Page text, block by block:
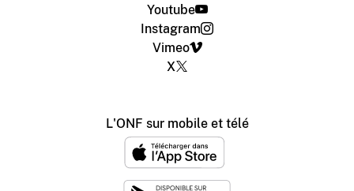
Youtube
Instagram
Vimeo
X
L'ONF sur mobile et télé